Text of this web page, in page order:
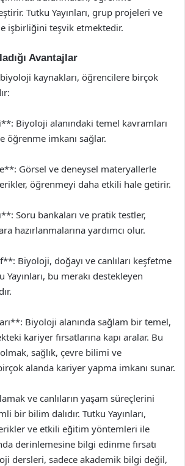
Tutku Yayınları, grup projeleri ve
işbirliğini teşvik etmektedir.
Avantajlar
biyoloji kaynakları, öğrencilere birçok
Biyoloji alanındaki temel kavramları
öğrenme imkanı sağlar.
Görsel ve deneysel materyallerle
öğrenmeyi daha etkili hale getirir.
Soru bankaları ve pratik testler,
hazırlanmalarına yardımcı olur.
Biyoloji, doğayı ve canlıları keşfetme
Yayınları, bu merakı destekleyen
Biyoloji alanında sağlam bir temel,
kariyer fırsatlarına kapı aralar. Bu
sağlık, çevre bilimi ve
alanda kariyer yapma imkanı sunar.
ve canlıların yaşam süreçlerini
bir bilim dalıdır. Tutku Yayınları,
ve etkili eğitim yöntemleri ile
derinlemesine bilgi edinme fırsatı
dersleri, sadece akademik bilgi değil,